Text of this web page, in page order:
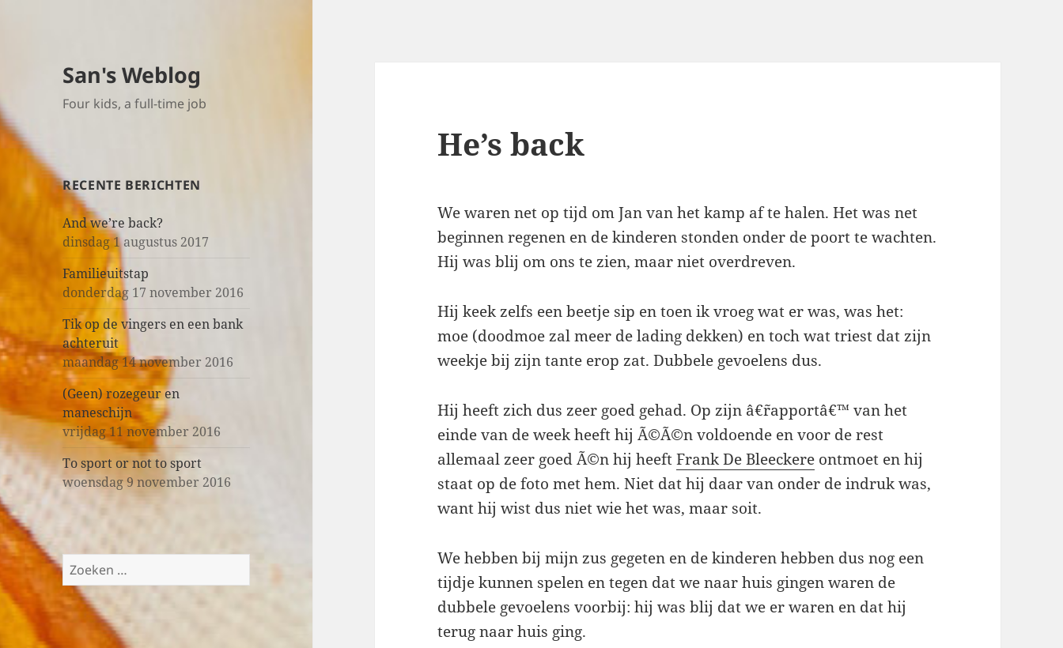
San's Weblog
Four kids, a full-time job
RECENTE BERICHTEN
And we’re back?
dinsdag 1 augustus 2017
Familieuitstap
donderdag 17 november 2016
Tik op de vingers en een bank
achteruit
maandag 14 november 2016
(Geen) rozegeur en
maneschijn
vrijdag 11 november 2016
To sport or not to sport
woensdag 9 november 2016
Z
o
e
k
He’s back
We waren net op tijd om Jan van het kamp af te halen. Het was net
beginnen regenen en de kinderen stonden onder de poort te wachten.
Hij was blij om ons te zien, maar niet overdreven.
Hij keek zelfs een beetje sip en toen ik vroeg wat er was, was het:
moe (doodmoe zal meer de lading dekken) en toch wat triest dat zijn
weekje bij zijn tante erop zat. Dubbele gevoelens dus.
Hij heeft zich dus zeer goed gehad. Op zijn â€˜rapportâ€™ van het
einde van de week heeft hij Ã©Ã©n voldoende en voor de rest
allemaal zeer goed Ã©n hij heeftFrank De Bleeckere ontmoet en hij
staat op de foto met hem. Niet dat hij daar van onder de indruk was,
want hij wist dus niet wie het was, maar soit.
We hebben bij mijn zus gegeten en de kinderen hebben dus nog een
tijdje kunnen spelen en tegen dat we naar huis gingen waren de
dubbele gevoelens voorbij: hij was blij dat we er waren en dat hij
terug naar huis ging.